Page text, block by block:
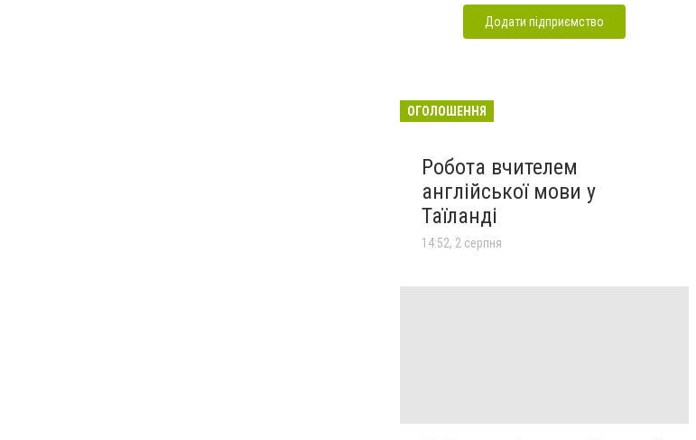
Додати підприємство
ОГОЛОШЕННЯ
Робота вчителем
англійської мови у
Таїланді
14:52, 2 серпня